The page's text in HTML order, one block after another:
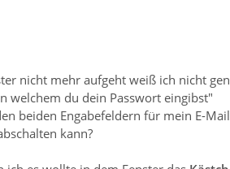
nicht mehr aufgeht weiß ich nicht
welchem du dein Passwort eingibst"
beiden Engabefeldern für mein E-
kann?